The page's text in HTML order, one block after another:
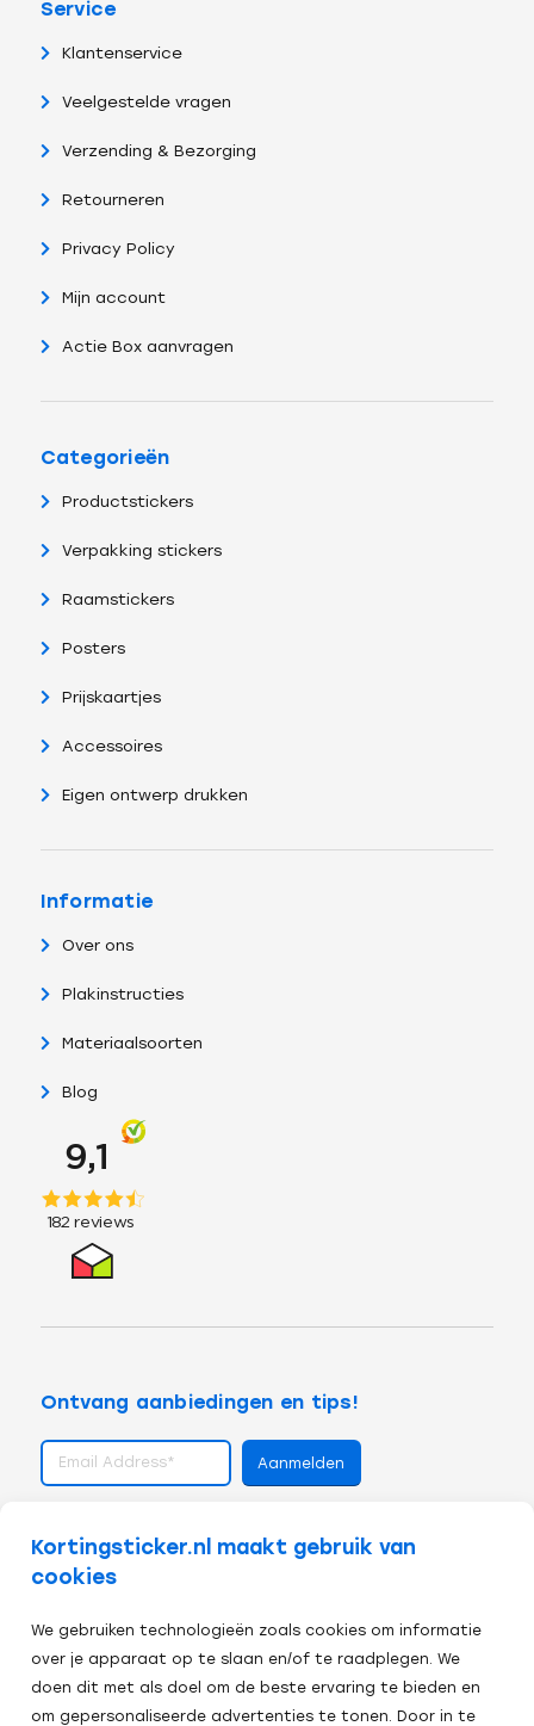
Kortingsticker.nl maakt gebruik van
cookies
We gebruiken technologieën zoals cookies om informatie
over je apparaat op te slaan en/of te raadplegen. We
doen dit met als doel om de beste ervaring te bieden en
om gepersonaliseerde advertenties te tonen. Door in te
Service
Klantenservice
Veelgestelde vragen
Verzending & Bezorging
Retourneren
Privacy Policy
Mijn account
Actie Box aanvragen
Categorieën
Productstickers
Verpakking stickers
Raamstickers
Posters
Prijskaartjes
Accessoires
Eigen ontwerp drukken
Informatie
Over ons
Plakinstructies
Materiaalsoorten
Blog
Ontvang aanbiedingen en tips!